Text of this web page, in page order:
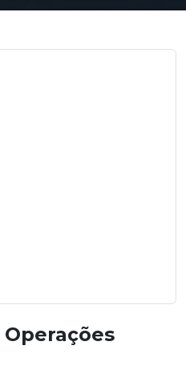
Operações